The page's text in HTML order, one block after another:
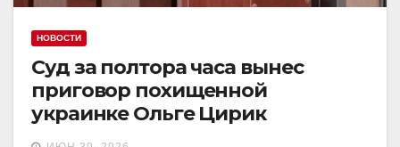
НОВОСТИ
Суд за полтора часа вынес
приговор похищенной
украинке Ольге Цирик